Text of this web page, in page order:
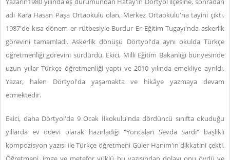
adı Kara Hasan Paşa Ortaokulu olan, Merkez Ortaokulu'na tayini çıktı.
1987'de kısa dönem er rütbesiyle Burdur Er Eğitim Tugayı'nda askerlik
görevini tamamladı. Askerlik dönüşü Dörtyol'da aynı okulda Türkçe
öğretmenliği görevini sürdürdü. Ekici, Milli Eğitim Bakanlığı bünyesinde
uzun yıllar Türkçe öğretmenliği yaptı ve 2010 yılında emekliye ayrıldı.
Yazar, halen Dörtyol'da yaşamakta ve hikâye yazmaya devam
etmektedir.
Ekici, daha Dörtyol'da 9 Ocak İlkokulu'nda dördüncü sınıfta okuduğu
yıllarda ev ödevi olarak hazırladığı "Yoncaları Sevda Sardı" başlıklı
kompozisyon yazısı ile Türkçe öğretmeni Güler Hanım'ın dikkatini çekti.